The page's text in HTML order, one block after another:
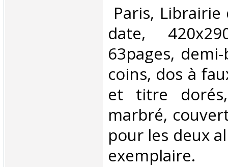
Paris,
date,
63pages,
coins, dos à
et titre
marbré,
pour les deux
exemplaire.‎